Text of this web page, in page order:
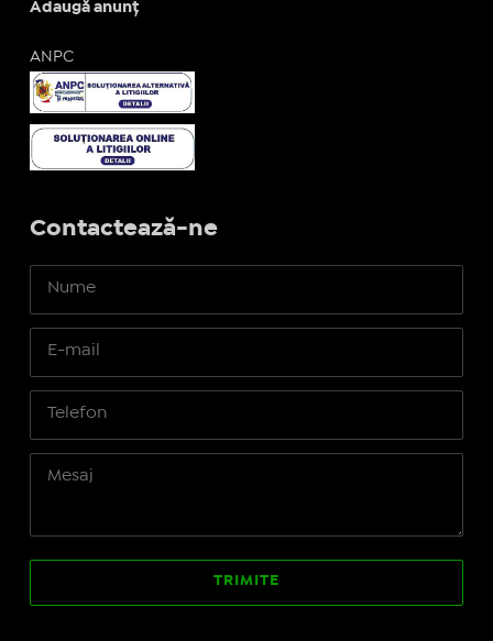
Adaugă anunț
ANPC
Contactează-ne